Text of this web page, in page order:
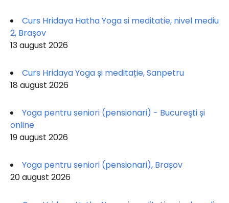
Curs Hridaya Hatha Yoga si meditatie, nivel mediu
2, Brașov
13 august 2026
Curs Hridaya Yoga și meditație, Sanpetru
18 august 2026
Yoga pentru seniori (pensionari) - Bucureşti și
online
19 august 2026
Yoga pentru seniori (pensionari), Brașov
20 august 2026